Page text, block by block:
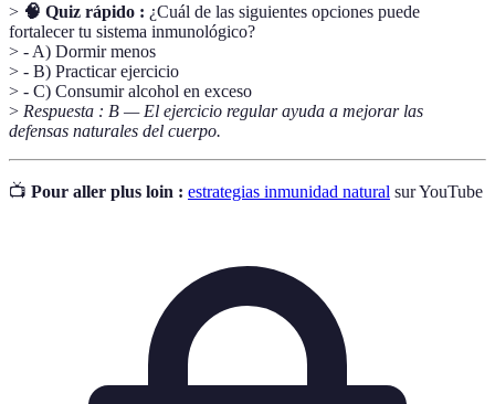
> 🧠 Quiz rápido : ¿Cuál de las siguientes opciones puede
fortalecer tu sistema inmunológico?
> - A) Dormir menos
> - B) Practicar ejercicio
> - C) Consumir alcohol en exceso
> Respuesta : B — El ejercicio regular ayuda a mejorar las
defensas naturales del cuerpo.
📺 Pour aller plus loin : estrategias inmunidad natural sur YouTube